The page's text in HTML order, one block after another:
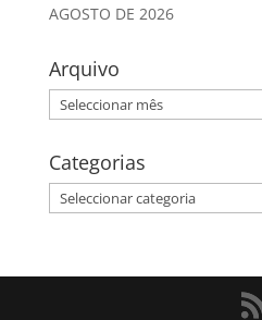
AGOSTO DE 2026
Arquivo
Arquivo
Categorias
Categorias